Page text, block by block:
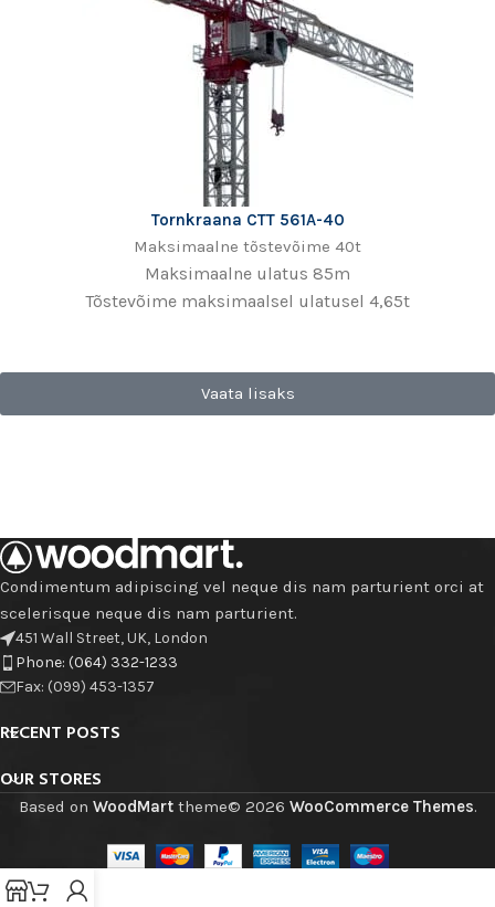
Tornkraana CTT 561A-40
Maksimaalne tõstevõime 40t
Maksimaalne ulatus 85m
Tõstevõime maksimaalsel ulatusel 4,65t
Vaata lisaks
Condimentum adipiscing vel neque dis nam parturient orci at
scelerisque neque dis nam parturient.
451 Wall Street, UK, London
Phone: (064) 332-1233
Fax: (099) 453-1357
RECENT POSTS
OUR STORES
Based on WoodMarttheme© 2026 WooCommerce Themes.